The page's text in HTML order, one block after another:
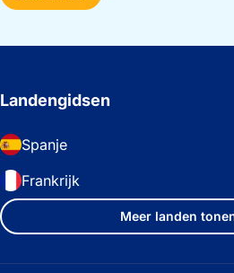
Landengidsen
Spanje
Frankrijk
Meer landen